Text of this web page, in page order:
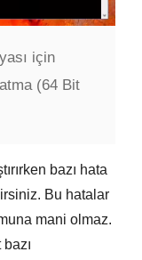
için
(64 Bit
bazı hata
Bu hatalar
mani olmaz.